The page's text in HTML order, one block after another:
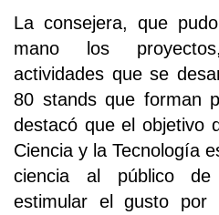
La consejera, que
mano los
actividades que se
80 stands que forman
destacó que el objetivo
Ciencia y la Tecnología
ciencia al público
estimular el gusto